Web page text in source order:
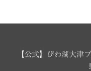
【公式】びわ湖大津